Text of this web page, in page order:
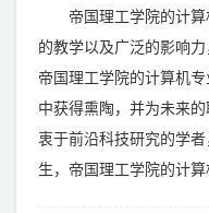
帝国理工学院的计
的教学以及广泛的影响
帝国理工学院的计算机
中获得熏陶，并为未来
衷于前沿科技研究的学
生，帝国理工学院的计算